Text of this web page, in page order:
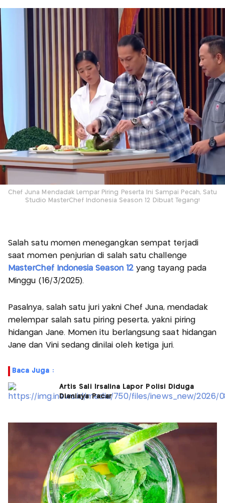
Chef Juna Mendadak Lempar Piring Peserta Ini Sampai Pecah, Satu
Studio MasterChef Indonesia Season 12 Dibuat Tegang!
Salah satu momen menegangkan sempat terjadi
saat momen penjurian di salah satu challenge
MasterChef Indonesia Season 12yang tayang pada
Minggu (16/3/2025).
Pasalnya, salah satu juri yakni Chef Juna, mendadak
melempar salah satu piring peserta, yakni piring
hidangan Jane. Momen itu berlangsung saat hidangan
Jane dan Vini sedang dinilai oleh ketiga juri.
Baca Juga :
Artis Sali Irsalina Lapor Polisi Diduga
Dianiaya Pacar